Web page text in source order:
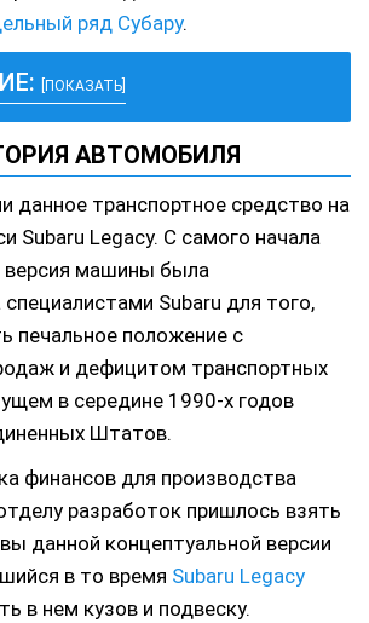
ряд Субару.
[ПОКАЗАТЬ]
АВТОМОБИЛЯ
данное транспортное средство на
Subaru Legacy. С самого начала
версия машины была
Subaru для того,
печальное положение с
и дефицитом транспортных
в середине 1990-х годов
Штатов.
финансов для производства
разработок пришлось взять
данной концептуальной версии
в то время Subaru Legacy
в нем кузов и подвеску.